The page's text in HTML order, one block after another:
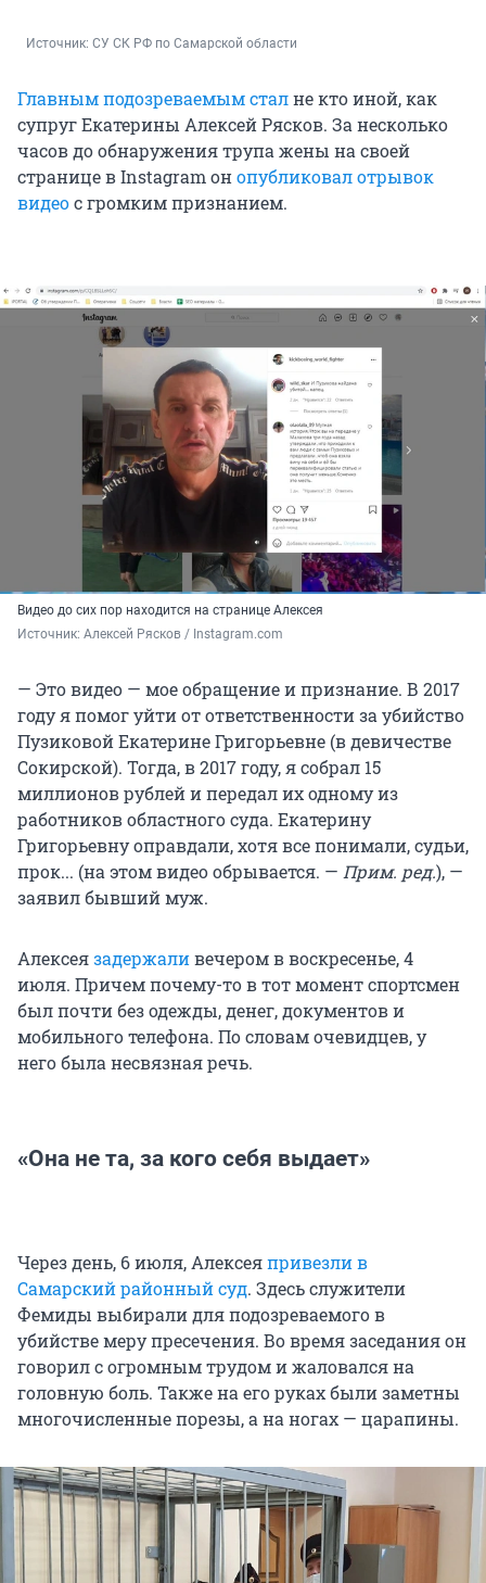
Источник: СУ СК РФ по Самарской области
Главным подозреваемым сталне кто иной, как
супруг Екатерины Алексей Рясков. За несколько
часов до обнаружения трупа жены на своей
странице в Instagram онопубликовал отрывок
видеос громким признанием.
Видео до сих пор находится на странице Алексея
Источник: Алексей Рясков / Instagram.com
— Это видео — мое обращение и признание. В 2017
году я помог уйти от ответственности за убийство
Пузиковой Екатерине Григорьевне (в девичестве
Сокирской). Тогда, в 2017 году, я собрал 15
миллионов рублей и передал их одному из
работников областного суда. Екатерину
Григорьевну оправдали, хотя все понимали, судьи,
прок... (на этом видео обрывается. — Прим. ред.), —
заявил бывший муж.
Алексеязадержаливечером в воскресенье, 4
июля. Причем почему-то в тот момент спортсмен
был почти без одежды, денег, документов и
мобильного телефона. По словам очевидцев, у
него была несвязная речь.
«Она не та, за кого себя выдает»
Через день, 6 июля, Алексеяпривезли в
Самарский районный суд. Здесь служители
Фемиды выбирали для подозреваемого в
убийстве меру пресечения. Во время заседания он
говорил с огромным трудом и жаловался на
головную боль. Также на его руках были заметны
многочисленные порезы, а на ногах — царапины.